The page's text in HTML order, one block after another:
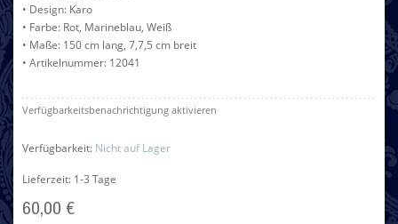
• Design: Karo
• Farbe: Rot, Marineblau, Weiß
• Maße: 150 cm lang, 7,7,5 cm breit
• Artikelnummer: 12041
Verfügbarkeitsbenachrichtigung aktivieren
Verfügbarkeit: Nicht auf Lager
Lieferzeit: 1-3 Tage
60,00 €